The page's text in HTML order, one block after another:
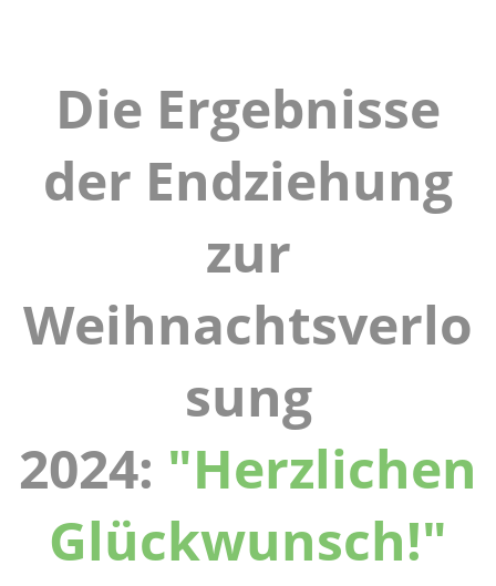
Die Ergebnisse
der Endziehung
zur
Weihnachtsverlo
sung
2024: "Herzlichen
Glückwunsch!"